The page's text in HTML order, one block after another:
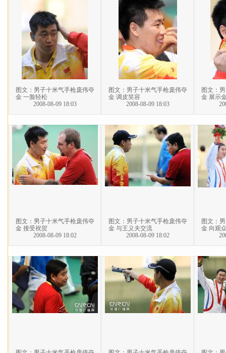
图文：男子十米气手枪庞伟夺
金 一脸轻松
2008-08-09 18:03
图文：男子十米气手枪庞伟夺
金 调皮笑容
2008-08-09 18:03
图文：
金 展示
图文：男子十米气手枪庞伟夺
金 接受祝贺
2008-08-09 18:02
图文：男子十米气手枪庞伟夺
金 与王义夫交流
2008-08-09 18:02
图文：
金 向观